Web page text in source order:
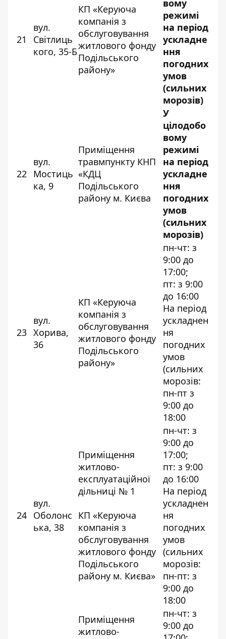
21
вул.
Світлиць
кого, 35-Б
КП «Керуюча
компанія з
обслуговування
житлового фонду
Подільського
району»
вому
режимі
на період
ускладне
ння
погодних
умов
(сильних
морозів)
22
вул.
Мостиць
ка, 9
Приміщення
травмпункту КНП
«КДЦ
Подільського
району м. Києва
У
цілодобо
вому
режимі
на період
ускладне
ння
погодних
умов
(сильних
морозів)
23
вул.
Хорива,
36
КП «Керуюча
компанія з
обслуговування
житлового фонду
Подільського
району»
пн-чт: з
9:00 до
17:00;
пт: з 9:00
до 16:00
На період
ускладнен
ня
погодних
умов
(сильних
морозів:
пн-пт з
9:00 до
18:00
24
вул.
Оболонс
ька, 38
Приміщення
житлово-
експлуатаційної
дільниці № 1
КП «Керуюча
компанія з
обслуговування
житлового фонду
Подільського
району м. Києва»
пн-чт: з
9:00 до
17:00;
пт: з 9:00
до 16:00
На період
ускладнен
ня
погодних
умов
(сильних
морозів:
пн-пт: з
9:00 до
18:00
Приміщення
житлово-
пн-чт: з
9:00 до